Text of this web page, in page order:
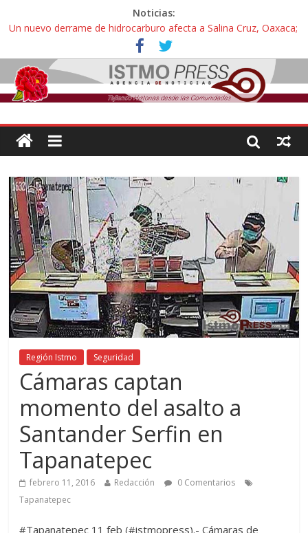
Noticias:
Un nuevo derrame de hidrocarburo afecta a Salina Cruz, Oaxaca;
ahora pescadores de Salinas del Marqués denuncian daños de
Pemex
Ángel, el joven autista expulsado por la Universidad Bienestar de
Ixtepec, Oaxaca vuelve a las aulas tras amparo
Familiares de periodista Alejandro Leyva se reúnen con titular de
intelectuales de su asesinato
Alertan pescadores de Juchitán, Oaxaca de nuevo despojo de su
Pescadores y comuneros ikoots detienen la extracción ilegal de
material pétreo de gravera Oyamel
Región Istmo Seguridad
Cámaras captan
momento del asalto a
Santander Serfin en
Tapanatepec
febrero 11, 2016 Redacción
0 Comentarios
Tapanatepec
#Tapanatepec 11 feb (#istmopress).- Cámaras de